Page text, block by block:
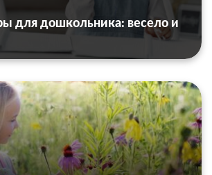
для дошкольника: весело и